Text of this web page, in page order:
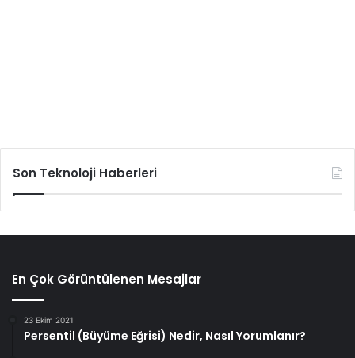
Son Teknoloji Haberleri
En Çok Görüntülenen Mesajlar
23 Ekim 2021
Persentil (Büyüme Eğrisi) Nedir, Nasıl Yorumlanır?